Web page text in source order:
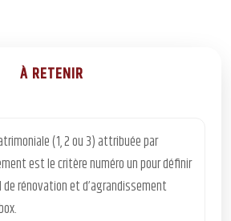
À RETENIR
(1, 2 ou 3) attribuée par
est le critère numéro un pour définir
rénovation et d’agrandissement